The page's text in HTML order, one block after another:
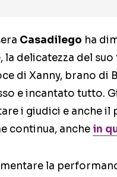
Casadilego ha
la delicatezza del
di Xanny, brano di
e incantato tutto.
i giudici e anche il
continua, anche in
la